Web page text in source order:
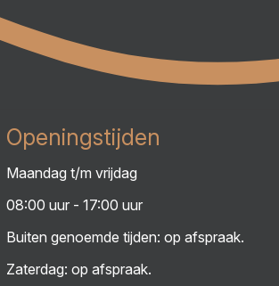
Openingstijden
Maandag t/m vrijdag
08:00 uur - 17:00 uur
Buiten genoemde tijden: op afspraak.
Zaterdag: op afspraak.